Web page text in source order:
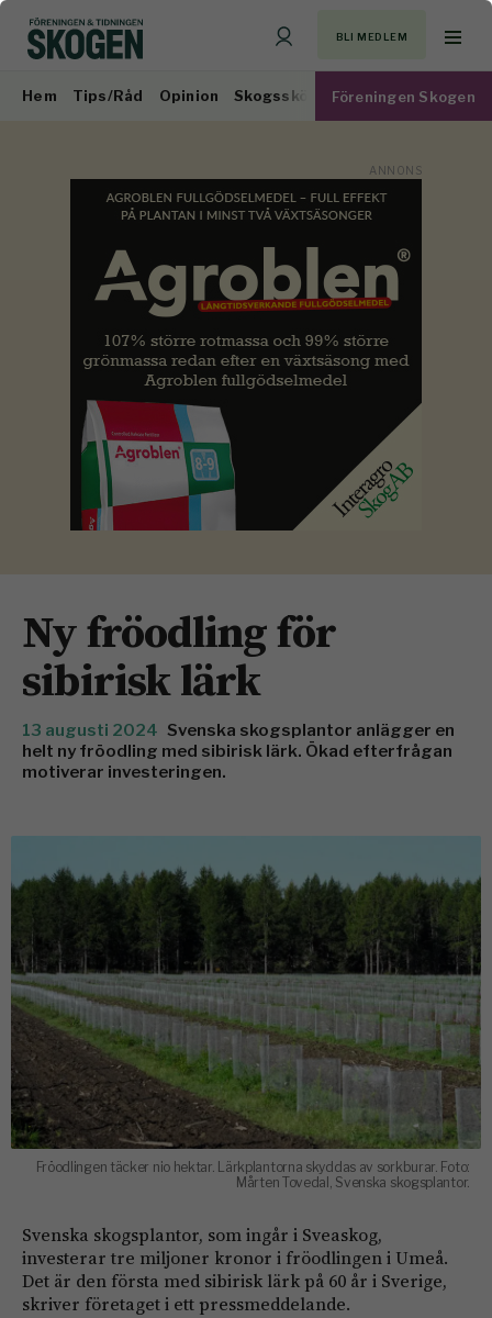
BLI MEDLEM
Hem Tips/Råd Opinion Skogsskötsel Virkesmarknad
Föreningen Skogen
Ny fröodling för
sibirisk lärk
13 augusti 2024 Svenska skogsplantor anlägger en
helt ny fröodling med sibirisk lärk. Ökad efterfrågan
motiverar investeringen.
Fröodlingen täcker nio hektar. Lärkplantorna skyddas av sorkburar. Foto:
Mårten Tovedal, Svenska skogsplantor.
Svenska skogsplantor, som ingår i Sveaskog,
investerar tre miljoner kronor i fröodlingen i Umeå.
Det är den första med sibirisk lärk på 60 år i Sverige,
skriver företaget i ett pressmeddelande.